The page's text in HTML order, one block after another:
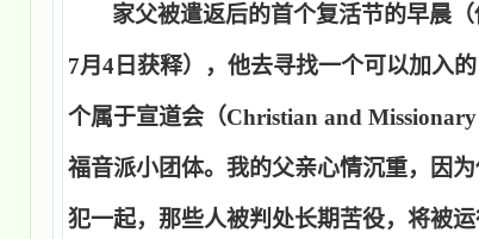
家父被遣返后的首个复活节的早晨
7月 4 日获释），他去寻找一个可以加入
个属于宣道会（Christian and
福音派小团体。我的父亲心情沉重，因
犯一起，那些人被判处长期苦役，将被